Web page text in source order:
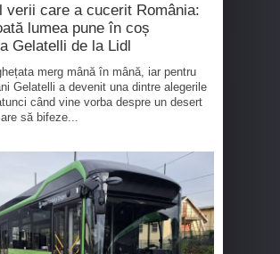
verii care a cucerit România:
lumea pune în coș
Gelatelli de la Lidl
merg mână în mână, iar pentru
Gelatelli a devenit una dintre alegerile
când vine vorba despre un desert
să bifeze...